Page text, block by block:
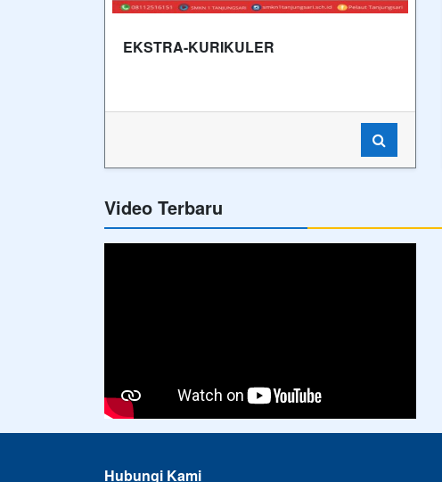
EKSTRA-KURIKULER
Video Terbaru
Hubungi Kami